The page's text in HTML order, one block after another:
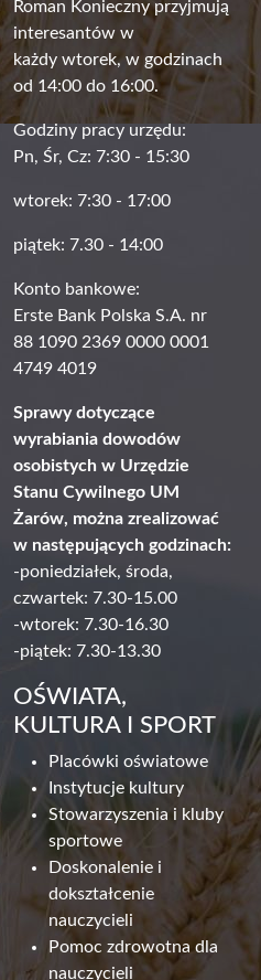
Roman Konieczny przyjmują
interesantów w
każdy wtorek, w godzinach
od 14:00 do 16:00.
Godziny pracy urzędu:
Pn, Śr, Cz: 7:30 - 15:30
wtorek: 7:30 - 17:00
piątek: 7.30 - 14:00
Konto bankowe:
Erste Bank Polska S.A. nr
88 1090 2369 0000 0001
4749 4019
Sprawy dotyczące
wyrabiania dowodów
osobistych w Urzędzie
Stanu Cywilnego UM
Żarów, można zrealizować
w następujących godzinach:
-poniedziałek, środa,
czwartek: 7.30-15.00
-wtorek: 7.30-16.30
-piątek: 7.30-13.30
OŚWIATA,
KULTURA I SPORT
Placówki oświatowe
Instytucje kultury
Stowarzyszenia i kluby
sportowe
Doskonalenie i
dokształcenie
nauczycieli
Pomoc zdrowotna dla
nauczycieli